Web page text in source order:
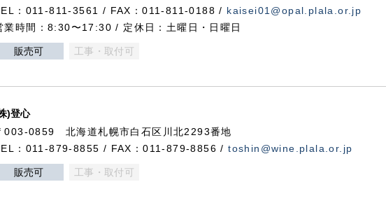
：011-811-3561 / FAX：011-811-0188 / kaisei01@opal.plala.or.jp
業時間：8:30〜17:30 / 定休日：土曜日・日曜日
販売可 工事・取付可
)登心
003-0859 北海道札幌市白石区川北2293番地
：011-879-8855 / FAX：011-879-8856 /toshin@wine.plala.or.jp
販売可 工事・取付可